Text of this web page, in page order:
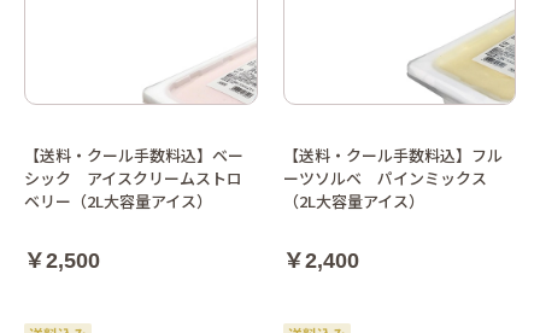
【送料・クール手数料込】ベー
シック アイスクリームストロ
ベリー（2L大容量アイス）
￥2,500
【送料・クール手数料込】フル
ーツソルベ パインミックス
（2L大容量アイス）
￥2,400